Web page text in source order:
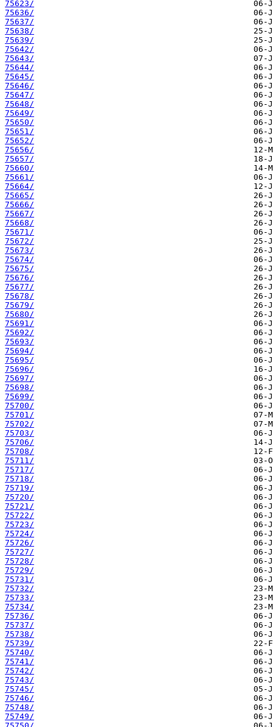
75623/
75636/
75637/
75638/
75639/
75642/
75643/
75644/
75645/
75646/
75647/
75648/
75649/
75650/
75651/
75652/
75656/
75657/
75660/
75661/
75664/
75665/
75666/
75667/
75668/
75671/
75672/
75673/
75674/
75675/
75676/
75677/
75678/
75679/
75680/
75691/
75692/
75693/
75694/
75695/
75696/
75697/
75698/
75699/
75700/
75701/
75702/
75703/
75706/
75708/
75711/
75717/
75718/
75719/
75720/
75721/
75722/
75723/
75724/
75726/
75727/
75728/
75729/
75731/
75732/
75733/
75734/
75736/
75737/
75738/
75739/
75740/
75741/
75742/
75743/
75745/
75746/
75748/
75749/